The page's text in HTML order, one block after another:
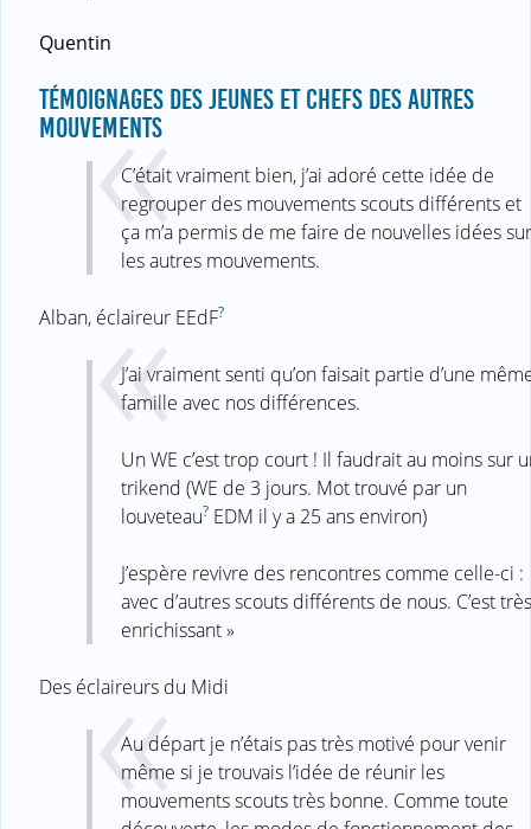
Quentin
TÉMOIGNAGES DES JEUNES ET CHEFS DES AUTRES
MOUVEMENTS
C’était vraiment bien, j’ai adoré cette idée de
regrouper des mouvements scouts différents et
ça m’a permis de me faire de nouvelles idées sur
les autres mouvements.
Alban, éclaireur EEdF?
J’ai vraiment senti qu’on faisait partie d’une
famille avec nos différences.
Un WE c’est trop court ! Il faudrait au moins sur
trikend (WE de 3 jours. Mot trouvé par un
louveteau? EDM il y a 25 ans environ)
J’espère revivre des rencontres comme celle-ci :
avec d’autres scouts différents de nous. C’est très
enrichissant »
Des éclaireurs du Midi
Au départ je n’étais pas très motivé pour venir
même si je trouvais l’idée de réunir les
mouvements scouts très bonne. Comme toute